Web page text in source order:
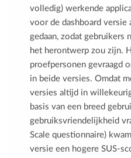
volledig) werkende
voor de dashboard versie
gedaan, zodat
het herontwerp zou zijn.
proefpersonen gevraagd
in beide versies. Omdat
versies altijd in
basis van een breed
gebruiksvriendelijkheid
Scale questionnaire)
versie een hogere SUS-